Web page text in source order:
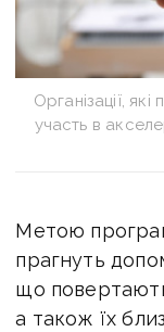
Організації,
участь в
Метою
прагнуть
що
а також їх